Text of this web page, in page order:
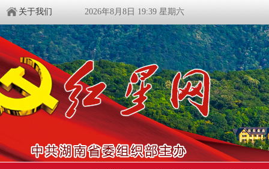
关于我们 2026年8月8日 19:39 星期六